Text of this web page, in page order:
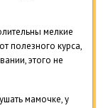
мелкие
полезного курса,
этого не
мамочке, у